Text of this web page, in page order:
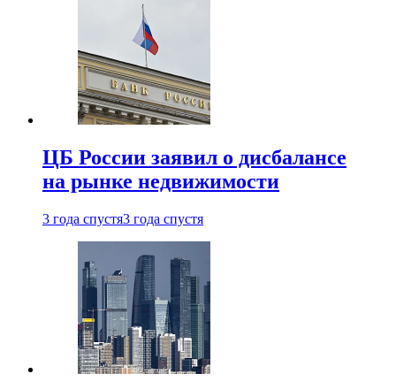
ЦБ России заявил о дисбалансе
на рынке недвижимости
3 года спустя3 года спустя